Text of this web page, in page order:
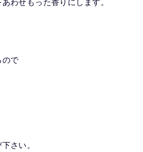
わせもった香りにします。
ので
さい。